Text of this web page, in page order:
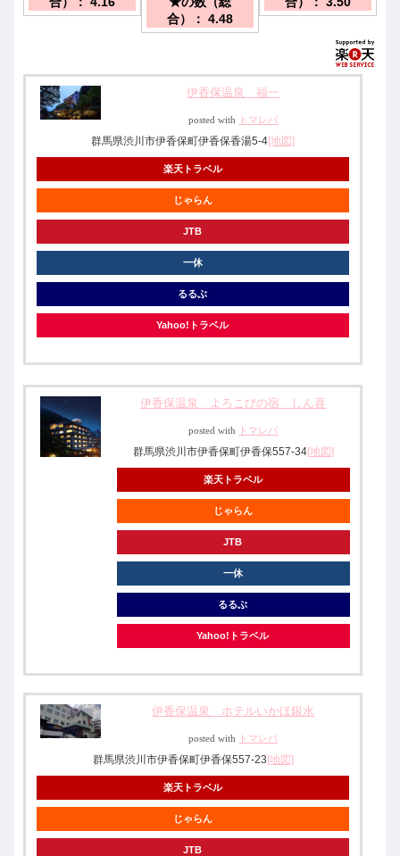
下車で徒歩２分
高速バス有※バス
停から徒歩数分バ
合）： 4.48
越線「渋川駅」か
伊香保温泉 福一
posted with トマレバ
群馬県渋川市伊香保町伊香保香湯5-4[地図]
楽天トラベル
じゃらん
JTB
一休
るるぶ
Yahoo!トラベル
伊香保温泉 よろこびの宿 しん喜
posted with トマレバ
群馬県渋川市伊香保町伊香保557-34[地図]
楽天トラベル
じゃらん
JTB
一休
るるぶ
Yahoo!トラベル
伊香保温泉 ホテルいかほ銀水
posted with トマレバ
群馬県渋川市伊香保町伊香保557-23[地図]
楽天トラベル
じゃらん
JTB